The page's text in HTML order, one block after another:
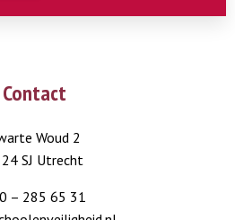
Contact
Woud 2
SJ Utrecht
– 285 65 31